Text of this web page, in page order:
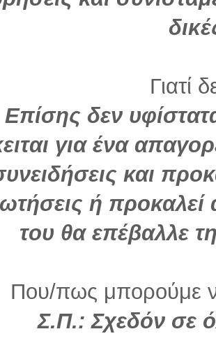
Γιατί
δεν
για ένα
και
ή
του θα επέβαλλε
Που/πως μπορούμε
Σ.Π.: Σχεδόν σε